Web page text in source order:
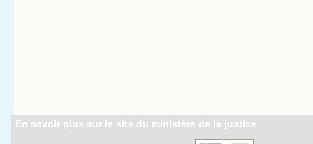
En savoir plus sur le site du ministère de la justice